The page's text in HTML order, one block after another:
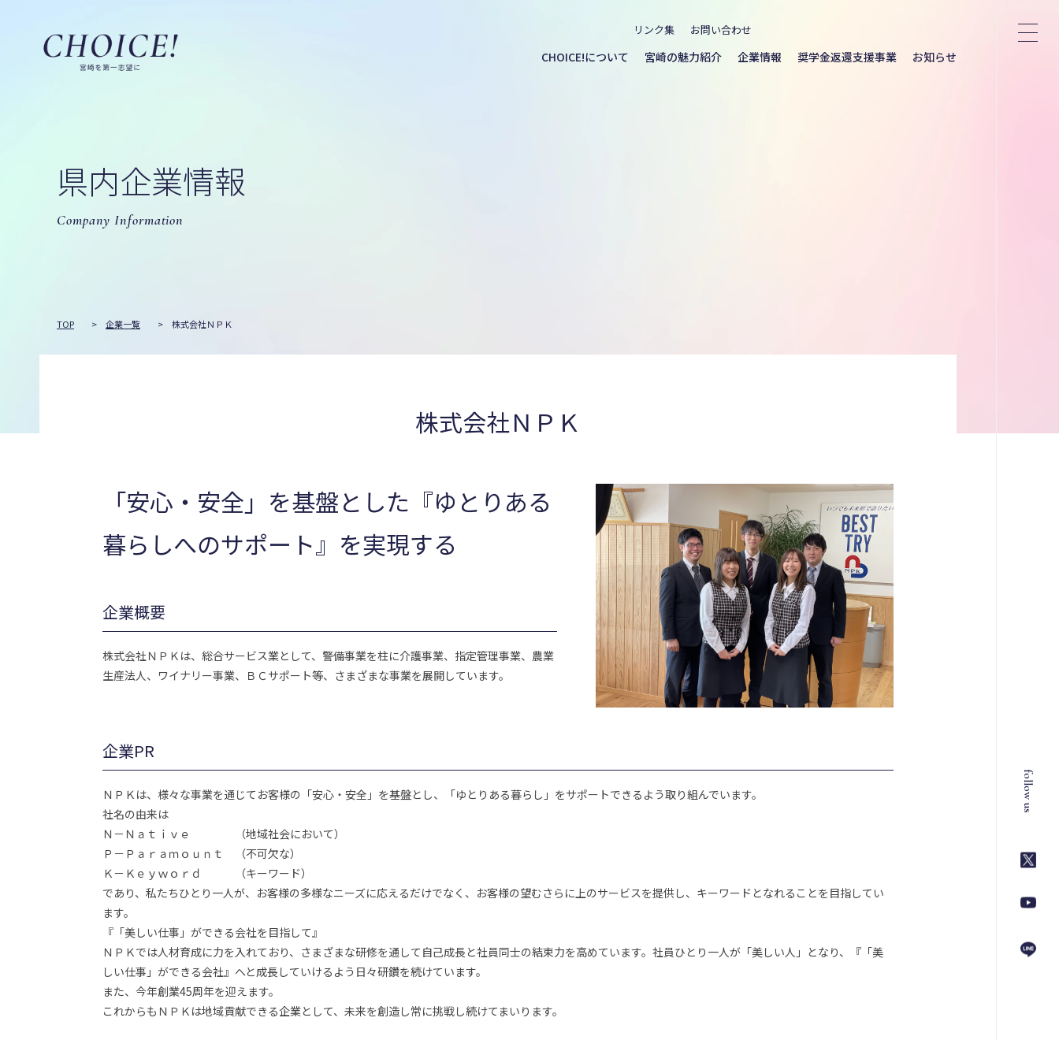
リンク集 お問い合わせ
CHOICE!について 宮崎の魅力紹介 企業情報 奨学金返還支援事業 お知らせ
県内企業情報
Company Information
TOP > 企業一覧 > 株式会社ＮＰＫ
株式会社ＮＰＫ
「安心・安全」を基盤とした『ゆとりある
暮らしへのサポート』を実現する
企業概要
株式会社ＮＰＫは、総合サービス業として、警備事業を柱に介護事業、指定管理事業、農業
生産法人、ワイナリー事業、ＢＣサポート等、さまざまな事業を展開しています。
企業PR
ＮＰＫは、様々な事業を通じてお客様の「安心・安全」を基盤とし、「ゆとりある暮らし」をサポートできるよう取り組んでいます。
社名の由来は
Ｎ－Ｎａｔｉｖｅ （地域社会において）
Ｐ－Ｐａｒａｍｏｕｎｔ （不可欠な）
Ｋ－Ｋｅｙｗｏｒｄ （キーワード）
であり、私たちひとり一人が、お客様の多様なニーズに応えるだけでなく、お客様の望むさらに上のサービスを提供し、キーワードとなれることを目指してい
ます。
『「美しい仕事」ができる会社を目指して』
ＮＰＫでは人材育成に力を入れており、さまざまな研修を通して自己成長と社員同士の結束力を高めています。社員ひとり一人が「美しい人」となり、『「美
しい仕事」ができる会社』へと成長していけるよう日々研鑽を続けています。
また、今年創業45周年を迎えます。
これからもＮＰＫは地域貢献できる企業として、未来を創造し常に挑戦し続けてまいります。
follow us